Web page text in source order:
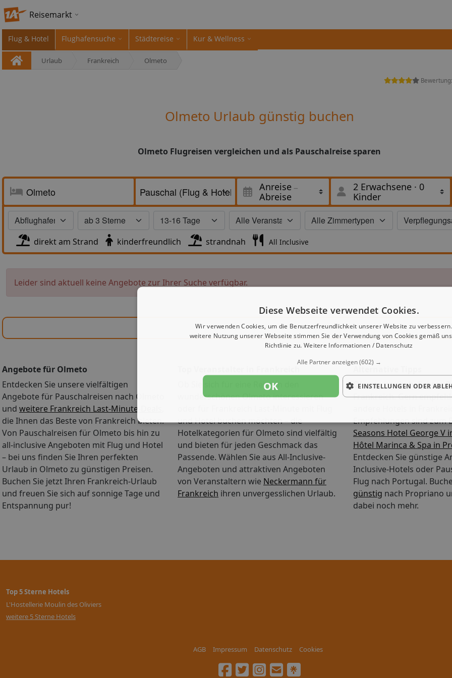
Reisemarkt
Flug & Hotel Flughafensuche Städtereise Kur & Wellness
Urlaub Frankreich Olmeto
Bewertung:
Olmeto Urlaub günstig buchen
Olmeto Flugreisen vergleichen und als Pauschalreise sparen
Anreise
Abreise
2 Erwachsene · 0
Kinder
direkt am Strand kinderfreundlich strandnah All Inclusive
Leider sind aktuell keine Angebote zur Ihrer Suche verfügbar.
Angebote für Olmeto
Entdecken Sie unsere vielfältigen
Angebote für Pauschalreisen nach Olmeto
und weitere Frankreich Last-Minute-Deals
die Ihnen das Beste von Frankreich bieten.
Von Pauschalreisen für Olmeto bis hin zu
all-inclusive Angeboten mit Flug und Hotel
– bei uns finden Sie Ihren perfekten
Urlaub in Olmeto zu günstigen Preisen.
Buchen Sie jetzt Ihren Frankreich-Urlaub
und freuen Sie sich auf sonnige Tage und
Entspannung pur!
Ob Sie sich für eine Reise in den
wunderschönen Olmeto interessieren
und Hotel buchen möchten – die
Hotelkategorien für Olmeto sind vielfältig
und bieten für jeden Geschmack das
Passende. Wählen Sie aus All-Inclusive-
Angeboten und attraktiven Angeboten
von Veranstaltern wie Neckermann für
Frankreich ihren unvergesslichen Urlaub.
Olmeto ist ein beliebtes
Frankreich. Gern
Empfehlungen sind zum
Seasons Hotel George V
Hôtel Marinca & Spa in
Entdecken Sie günstige
Inclusive-Hotels oder
Flug nach Portugal.
günstig nach Propriano
dabei noch mehr.
Top 5 Sterne Hotels
L'Hostellerie Moulin des Oliviers
weitere 5 Sterne Hotels
AGB Impressum Datenschutz Cookies
Diese Webseite verwendet Cookies.
Wir verwenden Cookies, um die Benutzerfreundlichkeit unserer Website zu
weitere Nutzung unserer Webseite stimmen Sie der Verwendung von Cookies gemäß
Richtlinie zu. Weitere Informationen / Datenschutz
Alle Partner anzeigen(602) →
OK EINSTELLUNGEN ODER